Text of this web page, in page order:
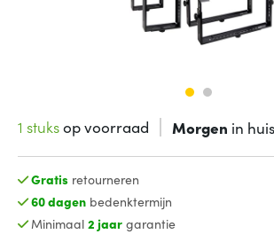
1 stuksop voorraad Morgen in huis
Gratis retourneren
60 dagenbedenktermijn
Minimaal 2 jaargarantie